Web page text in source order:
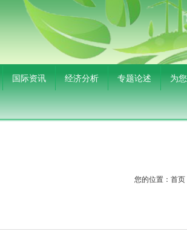
国际资讯 经济分析 专题论述 为
您的位置： 首页